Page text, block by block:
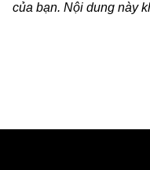
của bạn. Nội dung này
lời khuyên hoặc
sản kỹ thuật số/crypto,
rủi ro cao và có thể
xem việc giao dịch